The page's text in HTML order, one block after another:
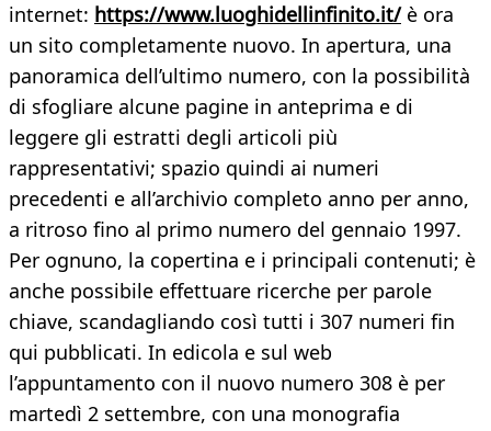
internet: https://www.luoghidellinfinito.it/è ora
un sito completamente nuovo. In apertura, una
panoramica dell’ultimo numero, con la possibilità
di sfogliare alcune pagine in anteprima e di
leggere gli estratti degli articoli più
rappresentativi; spazio quindi ai numeri
precedenti e all’archivio completo anno per anno,
a ritroso fino al primo numero del gennaio 1997.
Per ognuno, la copertina e i principali contenuti; è
anche possibile effettuare ricerche per parole
chiave, scandagliando così tutti i 307 numeri fin
qui pubblicati. In edicola e sul web
l’appuntamento con il nuovo numero 308 è per
martedì 2 settembre, con una monografia